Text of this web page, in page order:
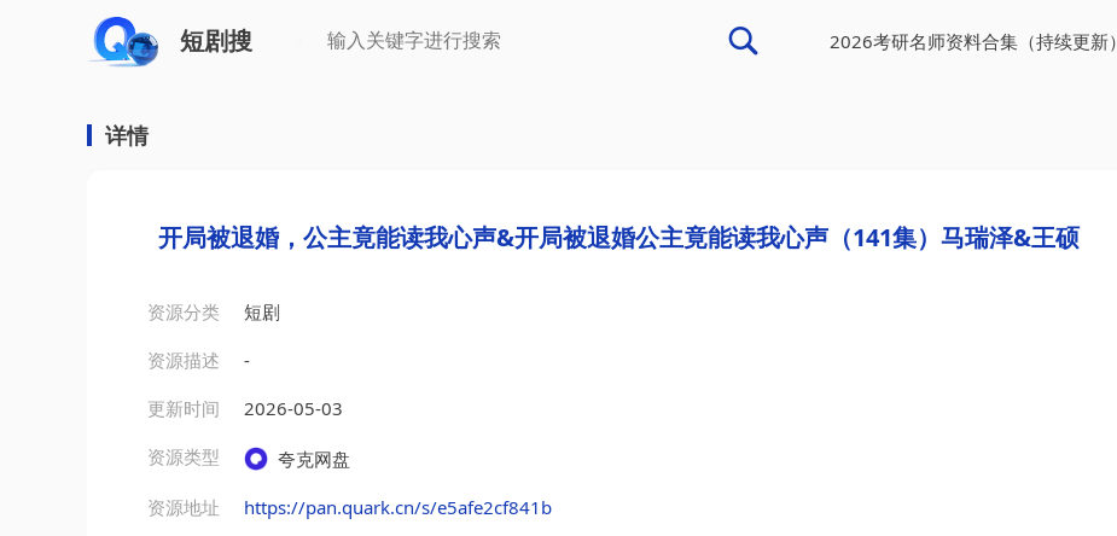
短剧搜 2026考研名师资料合集（持续更新）
详情
开局被退婚，公主竟能读我心声&开局被退婚公主竟能读我心声（141集）马瑞泽&王硕
资源分类
短剧
资源描述
-
更新时间
2026-05-03
资源类型
夸克网盘
资源地址
https://pan.quark.cn/s/e5afe2cf841b